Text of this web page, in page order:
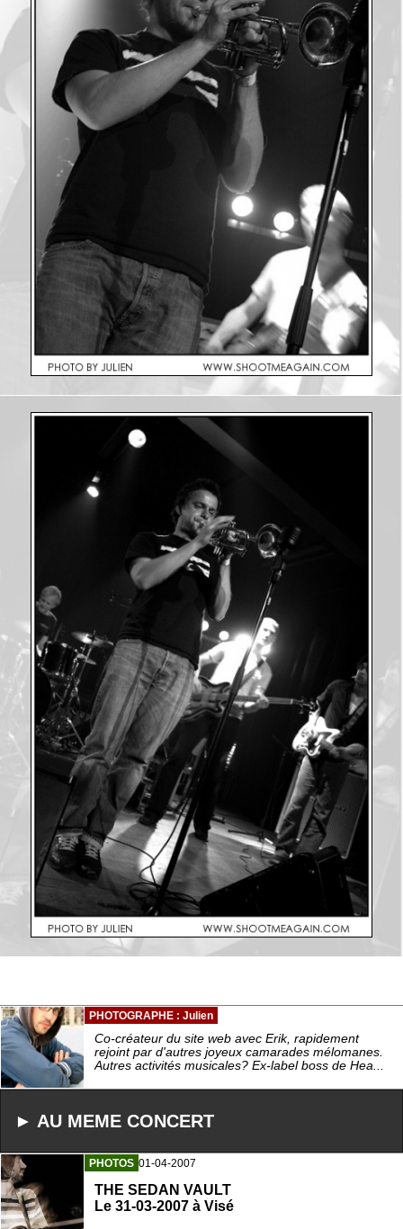
PHOTOGRAPHE : Julien
Co-créateur du site web avec Erik, rapidement
rejoint par d'autres joyeux camarades mélomanes.
Autres activités musicales? Ex-label boss de Hea...
► AU MEME CONCERT
PHOTOS 01-04-2007
THE SEDAN VAULT
Le 31-03-2007 à Visé